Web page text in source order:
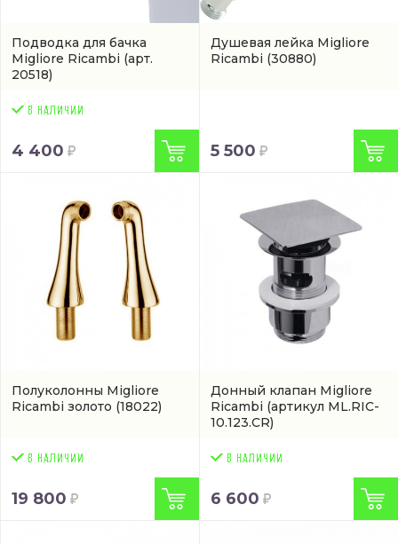
Подводка для бачка
Migliore Ricambi (арт.
20518)
4 400
Душевая лейка Migliore
Ricambi (30880)
5 500
Полуколонны Migliore
Ricambi золото (18022)
19 800
Донный клапан Migliore
Ricambi (артикул ML.RIC-
10.123.CR)
6 600